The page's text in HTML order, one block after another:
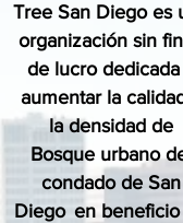
Tree San Diego es
organización sin
de lucro dedicada
aumentar la
la densidad de
Bosque urbano
condado de San
Diego en